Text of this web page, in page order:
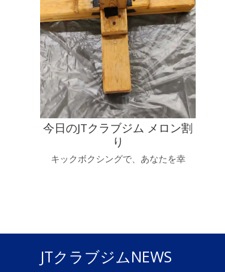
今日のJTクラブジム メロン割
り
キックボクシングで、あなたを幸
JTクラブジムNEWS